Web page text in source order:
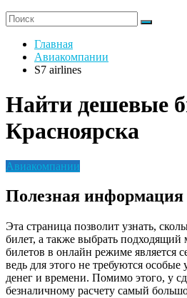
Главная
Авиакомпании
S7 airlines
Найти дешевые
Красноярска
Авиакомпании
Полезная информация
Эта страница позволит узнать,
билет, а также выбрать
билетов в онлайн режиме является
ведь для этого не требуются особые
денег и времени. Помимо этого, у
безналичному расчету самый